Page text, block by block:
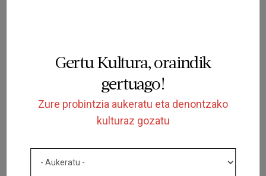
Gertu Kultura, oraindik
gertuago!
Zure probintzia aukeratu eta denontzako
kulturaz gozatu
IKUSKIZUNA
La prodigiosa zapatera
AUDITORI TEATRE ESPAI TER